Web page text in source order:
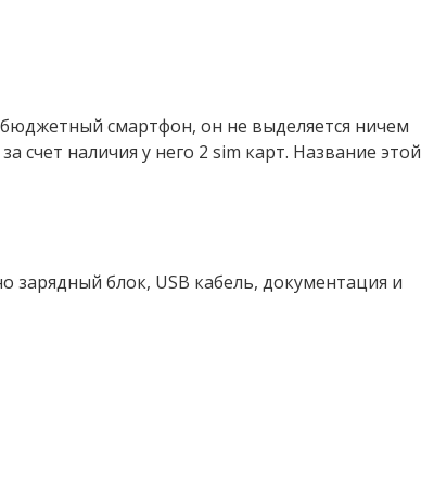
смартфон, он не выделяется ничем
счет наличия у него 2 sim карт. Название этой
блок, USB кабель, документация и